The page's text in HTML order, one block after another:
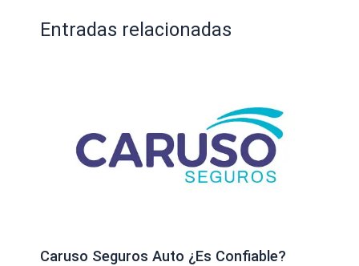
Entradas relacionadas
Caruso Seguros Auto ¿Es Confiable?